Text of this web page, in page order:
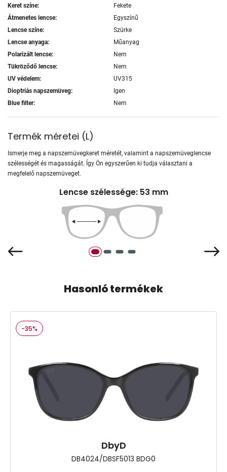
Keret színe:
Fekete
Átmenetes lencse:
Egyszínű
Lencse színe:
Szürke
Lencse anyaga:
Műanyag
Polarizált lencse:
Nem
Tükröződő lencse:
Nem
UV védelem:
UV315
Dioptriás napszemüveg:
Igen
Blue filter:
Nem
Termék méretei (L)
Ismerje meg a napszemüvegkeret méretét, valamint a napszemüveglencse
szélességét és magasságát. Így Ön egyszerűen ki tudja választani a
megfelelő napszemüveget.
Lencse szélessége: 53 mm
Hasonló termékek
-35%
DbyD
DB4024/DBSF5013 BDG0